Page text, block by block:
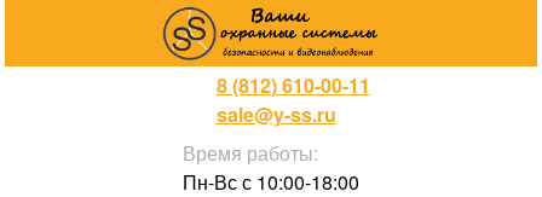
8 (812) 610-00-11
sale@y-ss.ru
Время работы:
Пн-Вс с 10:00-18:00